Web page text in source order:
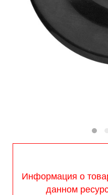
Информация о
данном